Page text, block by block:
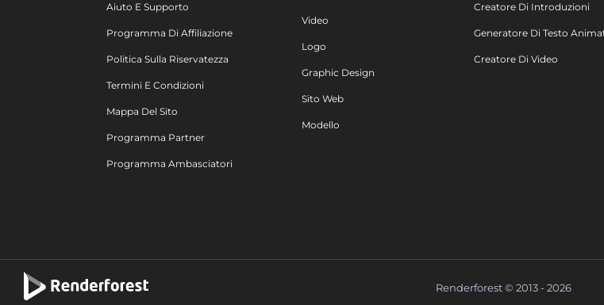
Aiuto E Supporto
Programma Di Affiliazione
Politica Sulla Riservatezza
Termini E Condizioni
Mappa Del Sito
Programma Partner
Programma Ambasciatori
Video
Logo
Graphic Design
Sito Web
Modello
Creatore Di Introduzioni
Generatore Di Testo
Creatore Di Video
Renderforest © 2013 - 2026